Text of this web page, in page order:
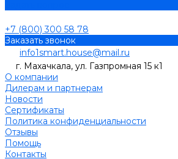
+7 (800) 300 58 78
Заказать звонок
info1smart.house@mail.ru
г. Махачкала, ул. Газпромная 15 к1
О компании
Дилерам и партнерам
Новости
Сертификаты
Политика конфиденциальности
Отзывы
Помощь
Контакты